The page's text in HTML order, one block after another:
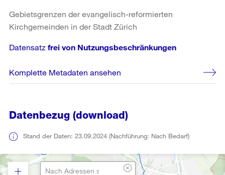
Gebietsgrenzen der evangelisch-reformierten
Kirchgemeinden in der Stadt Zürich
Datensatz frei von Nutzungsbeschränkungen
Komplette Metadaten ansehen
Datenbezug (download)
Stand der Daten: 23.09.2024 (Nachführung: Nach Bedarf)